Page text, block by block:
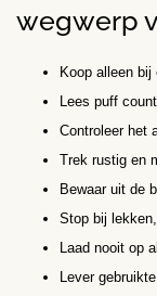
wegwerp
Koop alleen bij
Lees puff
Controleer het
Trek rustig en
Bewaar uit de
Stop bij
Laad nooit op
Lever